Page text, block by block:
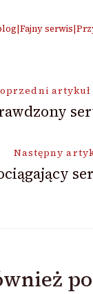
artykuł
Następny